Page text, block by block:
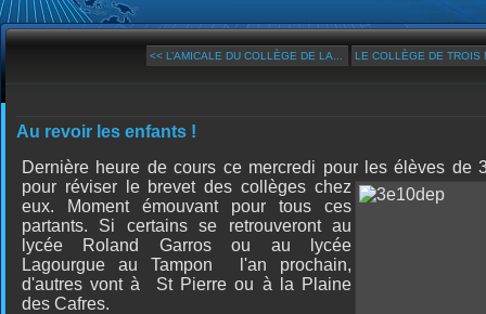
<< L’AMICALE DU COLLÈGE DE LA... LE COLLÈGE DE TROIS
Au revoir les enfants !
Dernière heure de cours ce mercredi pour les élèves de
pour réviser le brevet des collèges chez
eux. Moment émouvant pour tous ces
partants. Si certains se retrouveront au
lycée Roland Garros ou au lycée
Lagourgue au Tampon l'an prochain,
d'autres vont à St Pierre ou à la Plaine
des Cafres.